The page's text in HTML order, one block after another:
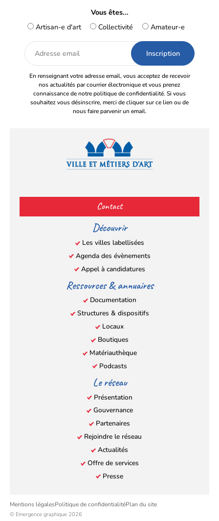
Vous êtes...
Artisan-e d'art
Collectivité Amateur-e
Adresse
email
En renseignant votre adresse email, vous acceptez de recevoir
nos actualités par courrier électronique et vous prenez
connaissance de notre politique de confidentialité. Si vous
souhaitez vous désinscrire, merci de cliquer sur ce lien ou de
nous faire parvenir un email.
(s’ouvre
dans
nouvel
onglet)
(s’ouvre
dans
nouvel
onglet)
(s’ouvre
dans
nouvel
onglet)
(s’ouvre
nouvel
onglet)
Contact
Découvrir
Les villes labellisées
Agenda des évènements
Appel à candidatures
Ressources & annuaires
Documentation
Structures & dispositifs
Locaux
Boutiques
Matériauthèque
Podcasts
Le réseau
Présentation
Gouvernance
Partenaires
Rejoindre le réseau
Actualités
Offre de services
Presse
Mentions légalesPolitique de confidentialitéPlan du site
© Emergence graphique 2026